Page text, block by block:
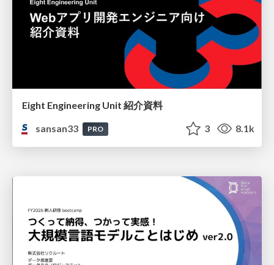
Eight Engineering Unit 紹介資料
sansan33
PRO 3 8.1k